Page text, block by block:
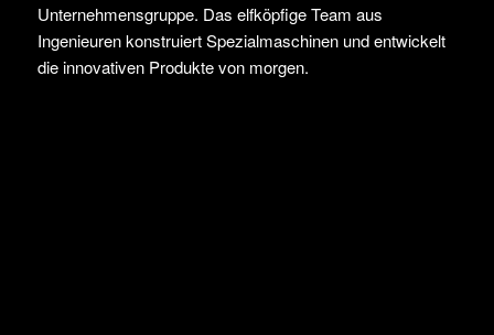
Unternehmensgruppe. Das elfköpfige Team aus
Ingenieuren konstruiert Spezialmaschinen und entwickelt
die innovativen Produkte von morgen.